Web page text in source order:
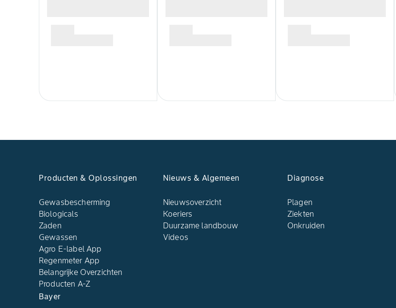
Producten & Oplossingen
Gewasbescherming
Biologicals
Zaden
Gewassen
Agro E-label App
Regenmeter App
Belangrijke Overzichten
Producten A-Z
Nieuws & Algemeen
Nieuwsoverzicht
Koeriers
Duurzame landbouw
Videos
Diagnose
Plagen
Ziekten
Onkruiden
Bayer